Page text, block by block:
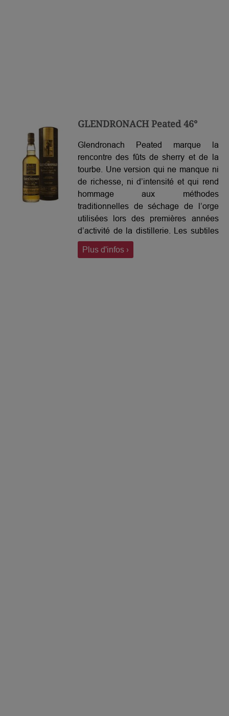
GLENDRONACH Peated 46°
Glendronach Peated marque la
rencontre des fûts de sherry et de la
tourbe. Une version qui ne manque ni
de richesse, ni d’intensité et qui rend
hommage aux méthodes
traditionnelles de séchage de l’orge
utilisées lors des premières années
d’activité de la distillerie. Les subtiles
notes fumées viennent ainsi sublimer
le caractère fruité et délicatement
Plus d'infos ›